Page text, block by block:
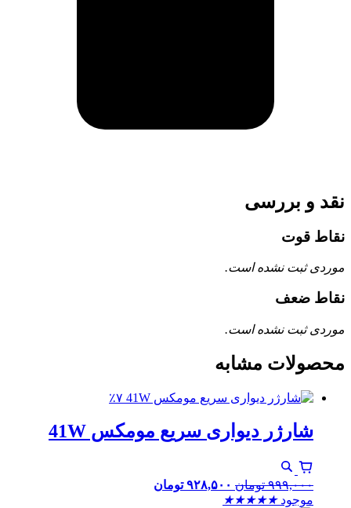
نقد و بررسی
نقاط قوت
موردی ثبت نشده است.
نقاط ضعف
موردی ثبت نشده است.
محصولات مشابه
٪۷
شارژر دیواری سریع مومکس 41W
۹۹۹,۰۰۰ تومان ۹۲۸,۵۰۰ تومان
موجود ★
★
★
★
★